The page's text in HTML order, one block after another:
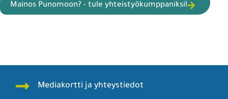
Mainos Punomoon? - tule yhteistyökumppaniksi!
Mediakortti ja yhteystiedot